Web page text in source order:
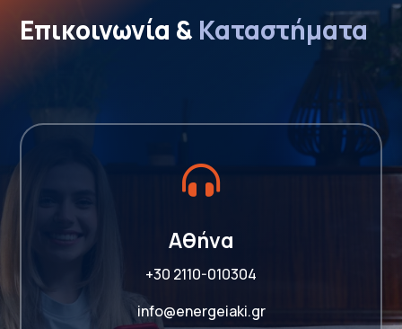
Επικοινωνία & Καταστήματα

Αθήνα
+30 2110-010304
info@energeiaki.gr